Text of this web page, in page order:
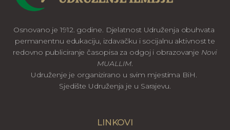
Osnovano je 1912. godine. Djelatnost Udruženja obuhvata
permanentnu edukaciju, izdavačku i socijalnu aktivnost te
redovno publiciranje časopisa za odgoj i obrazovanje Novi
MUALLIM.
Udruženje je organizirano u svim mjestima BiH.
Sjedište Udruženja je u Sarajevu.
LINKOVI